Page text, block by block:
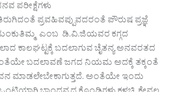
ಪರೀಕ್ಷೆಗಳು
ಪ್ರವಹಿವಪ್ಪುವದರಂತೆ ಪೌರುಷ ಪ್ರಜ್ಞೆ
ಎಂಬ ಡಿ.ವಿ.ಜಿಯವರ ಕಗ್ಗದ
ಕಾಲಘಟ್ಟಕ್ಕೆ ಬದಲಾಗುವ ಚೈತನ್ಯ ಅನವರತದ
ಬದಲಾವಣೆ ಜಗದ ನಿಯಮ ಅದಕ್ಕೆ ತಕ್ಕಂತೆ
ಮಾಡಲೇಬೇಕಾಗುತ್ತದೆ. ಅಂತೆಯೇ ಇಂದು